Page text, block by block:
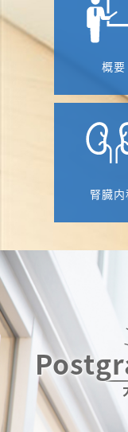
2025年6月25日
三木祐哉（病院講
ses Myoblast
inued HIF-1α
Journal of
2025年6月25日
ssociation of
h Endothelial
eople with and
Retrospective
al of
掲載されました。
2025年6月25日
概要
腎臓内